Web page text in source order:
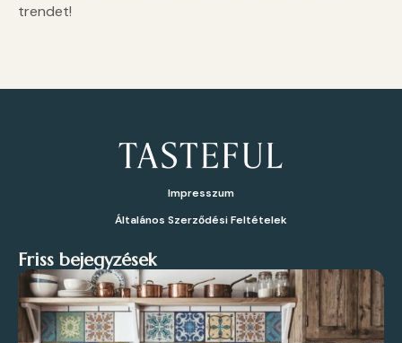
trendet!
Impresszum
Általános Szerződési Feltételek
Friss bejegyzések